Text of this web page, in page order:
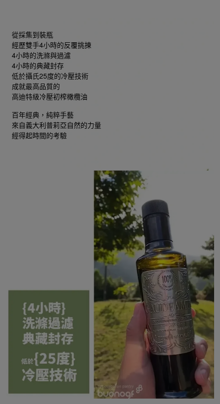
從採集到裝瓶
經歷雙手4小時的反覆挑揀
4小時的洗滌與過濾
4小時的典藏封存
低於攝氏25度的冷壓技術
成就最高品質的
高迪特級冷壓初榨橄欖油
百年經典，純粹手藝
來自義大利普莉亞自然的力量
經得起時間的考驗